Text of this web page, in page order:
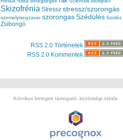
Skizofrénia Stressz stressz/szorongás
szemelyisegzavar szorongas Szédülés Szülés
Zsibongó
RSS 2.0 Történetek
RSS 2.0 Kommentek
Krónikus betegek támogató, közösségi oldala.